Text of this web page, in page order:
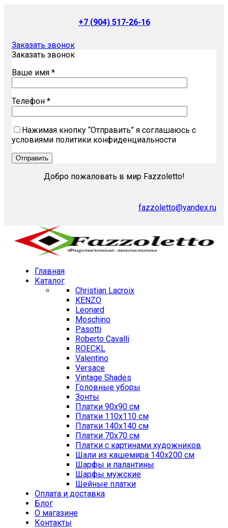
+7 (904) 517-26-16
Заказать звонок
Заказать звонок
Ваше имя *
Телефон *
Нажимая кнопку “Отправить” я соглашаюсь с
условиями политики конфиденциальности
Добро пожаловать в мир Fazzoletto!
fazzoletto@yandex.ru
Главная
Каталог
Christian Lacroix
KENZO
Leonard
Moschino
Pasotti
Roberto Cavalli
ROECKL
Valentino
Versace
Vintage Shades
Головные уборы
Зонты
Платки 90х90 см
Платки 110х110 см
Платки 140х140 см
Платки 70х70 см
Платки с картинами художников
Шали из кашемира 140х200 см
Шарфы и палантины
Шарфы мужские
Шейные платки
Оплата и доставка
Блог
О магазине
Контакты